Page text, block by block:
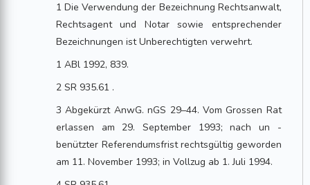
1 Die Verwendung der Bezeichnung Rechtsanwalt,
Rechtsagent und Notar sowie entsprechender
Bezeichnungen ist Unberechtigten verwehrt.
1 ABl 1992, 839.
2 SR 935.61 .
3 Abgekürzt AnwG. nGS 29–44. Vom Grossen Rat
erlassen am 29. September 1993; nach un -
benützter Referendumsfrist rechtsgültig geworden
am 11. November 1993; in Vollzug ab 1. Juli 1994.